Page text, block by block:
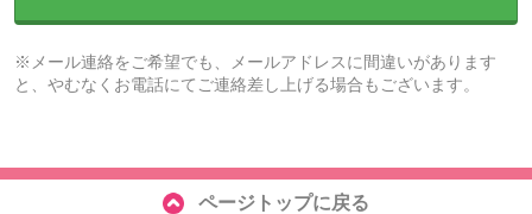
※メール連絡をご希望でも、メールアドレスに間違いがあります
と、やむなくお電話にてご連絡差し上げる場合もございます。
ページトップに戻る